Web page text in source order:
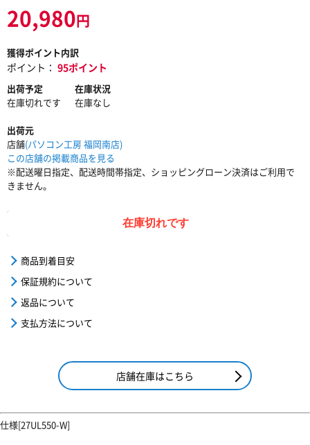
20,980円
獲得ポイント内訳
ポイント： 95ポイント
出荷予定
在庫切れです
在庫状況
在庫なし
出荷元
店舗(パソコン工房 福岡南店)
この店舗の掲載商品を見る
※配送曜日指定、配送時間帯指定、ショッピングローン決済はご利用で
きません。
在庫切れです
商品到着目安
保証規約について
返品について
支払方法について
店舗在庫はこちら
仕様[27UL550-W]